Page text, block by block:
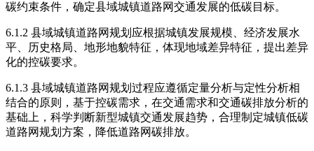
碳约束条件，确定县域城镇道路网交通发展的低碳目标。
6.1.2 县域城镇道路网规划应根据城镇发展规模、经济发展水
平、历史格局、地形地貌特征，体现地域差异特征，提出差异
化的控碳要求。
6.1.3 县域城镇道路网规划过程应遵循定量分析与定性分析相
结合的原则，基于控碳需求，在交通需求和交通碳排放分析的
基础上，科学判断新型城镇交通发展趋势，合理制定城镇低碳
道路网规划方案，降低道路网碳排放。